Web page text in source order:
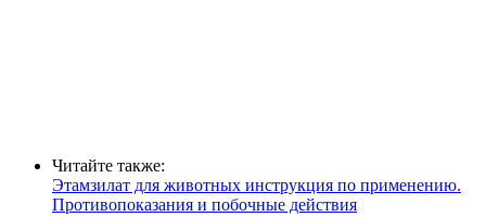
Читайте также:
Этамзилат для животных инструкция по применению.
Противопоказания и побочные действия